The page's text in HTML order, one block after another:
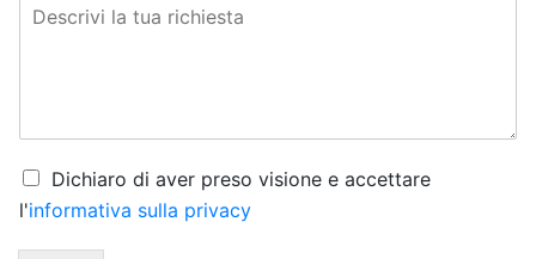
o
o
m
e
P
r
i
v
Dichiaro di aver preso visione e accettare
l'informativa sulla privacy